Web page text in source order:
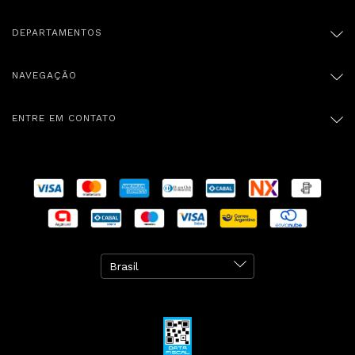
DEPARTAMENTOS
NAVEGAÇÃO
ENTRE EM CONTATO